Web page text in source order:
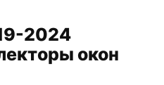
2024
окон